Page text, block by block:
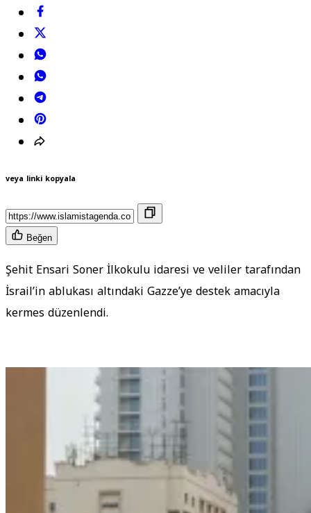
veya linki kopyala
Beğen
Şehit Ensari Soner İlkokulu idaresi ve veliler tarafından
İsrail’in ablukası altındaki Gazze’ye destek amacıyla
kermes düzenlendi.